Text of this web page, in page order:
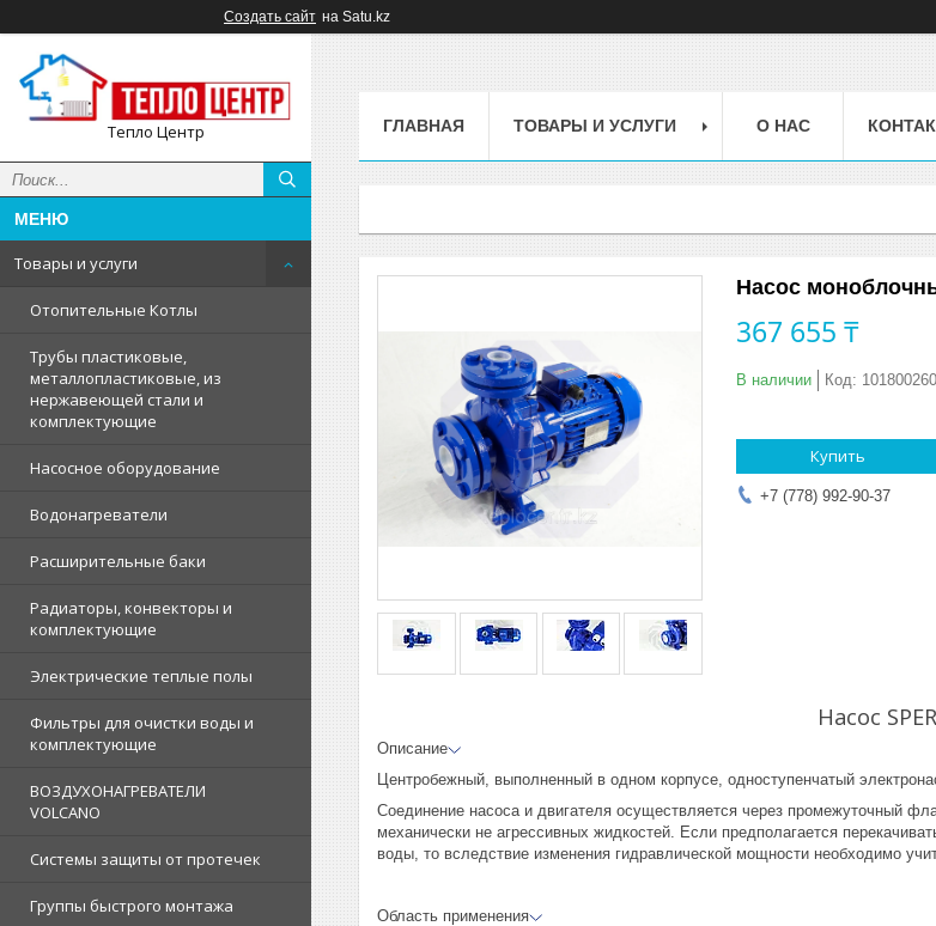
Создать сайт на Satu.kz
Тепло Центр
Товары и услуги
Отопительные Котлы
Трубы пластиковые,
металлопластиковые, из
нержавеющей стали и
комплектующие
Насосное оборудование
Водонагреватели
Расширительные баки
Радиаторы, конвекторы и
комплектующие
Электрические теплые полы
Фильтры для очистки воды и
комплектующие
ВОЗДУХОНАГРЕВАТЕЛИ
VOLCANO
Системы защиты от протечек
Группы быстрого монтажа
ГЛАВНАЯ ТОВАРЫ И УСЛУГИ О НАС
Насос
367 655 ₸
В наличии Код: 101800260
Купить
+7 (778) 992-90-37
Насос
Описание
Центробежный, выполненный в одном корпусе, одноступенчатый
Соединение насоса и двигателя осуществляется через промежуточный
механически не агрессивных жидкостей. Если предполагается
воды, то вследствие изменения гидравлической мощности необходимо
Область применения